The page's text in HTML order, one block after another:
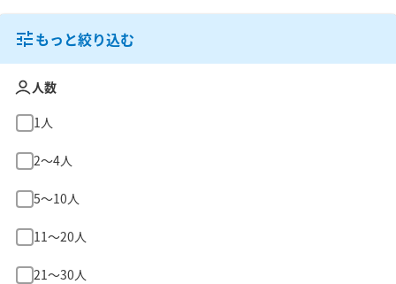
もっと絞り込む
人数
1人
2〜4人
5〜10人
11〜20人
21〜30人